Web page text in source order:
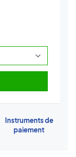
Instruments de
paiement